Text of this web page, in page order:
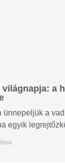
világnapja: a
ünnepeljük a
egyik